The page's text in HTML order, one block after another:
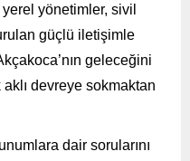
yerel yönetimler, sivil
güçlü iletişimle
geleceğini
devreye sokmaktan
dair sorularını